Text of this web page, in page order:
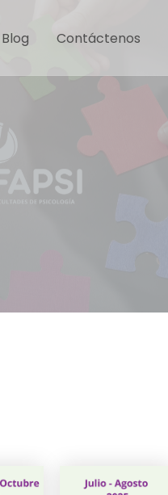
Blog Contáctenos